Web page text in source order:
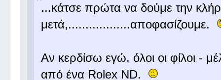
...κάτσε πρώτα να δούμε την
μετά,..................αποφασίζουμε.
Αν κερδίσω εγώ, όλοι οι φίλοι -
από ένα Rolex ND.